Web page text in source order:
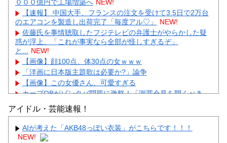
０００億円で工場増築へ NEW!
【速報】 中国大手、フランスの注文を受けて3.5日で2万台
のエアコンを製造し出荷完了「毎度アル♡」
NEW!
佐藤氏を事情聴取したフジテレビの弁護士がやらかした疑
惑が浮上、「これが事実なら全部が怪しすぎるぞ」
と...
NEW!
【画像】顔100点、体30点の女ｗｗｗ
「洋画に日本版主題歌は必要か?」論争
【画像】この女優さん、可愛すぎる
カープOBがゾンタバ問題に激怒！「謝罪会見を開くべき」
【画像】顔100点、体30点の女ｗｗｗ
アイドル・芸能速報！
AIが考えた「AKB48っぽい衣装」がこちらです！！！
NEW!